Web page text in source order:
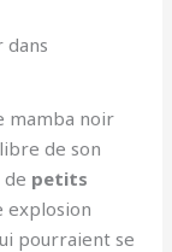
dans
mamba noir
de son
petits
explosion
pourraient se